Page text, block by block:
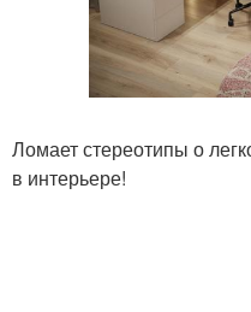
Ломает стереотипы о
в интерьере!